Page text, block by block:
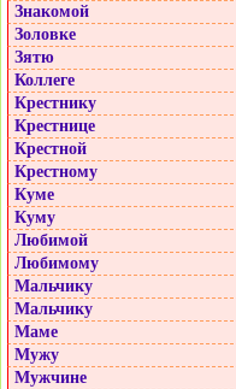
Знакомой
Золовке
Зятю
Коллеге
Крестнику
Крестнице
Крестной
Крестному
Куме
Куму
Любимой
Любимому
Мальчику
Мальчику
Маме
Мужу
Мужчине